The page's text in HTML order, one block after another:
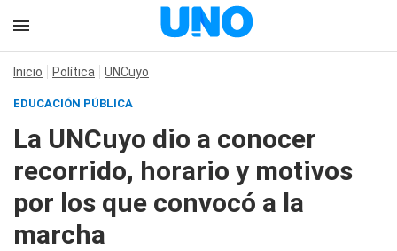
Inicio Política UNCuyo
EDUCACIÓN PÚBLICA
La UNCuyo dio a conocer
recorrido, horario y motivos
por los que convocó a la
marcha